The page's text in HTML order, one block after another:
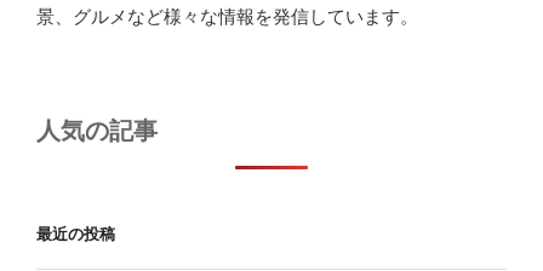
景、グルメなど様々な情報を発信しています。
人気の記事
最近の投稿